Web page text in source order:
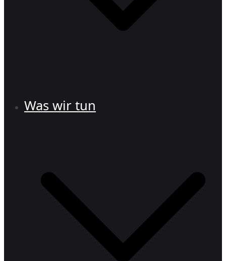
Was wir tun